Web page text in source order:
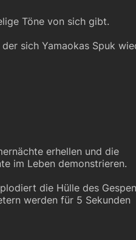
Töne von sich gibt.
sich Yamaokas Spuk
erhellen und die
im Leben demonstrieren.
die Hülle des
werden für 5 Sekunden